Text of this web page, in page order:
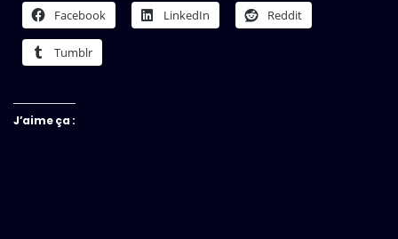
Facebook LinkedIn Reddit
Tumblr
J’aime ça :